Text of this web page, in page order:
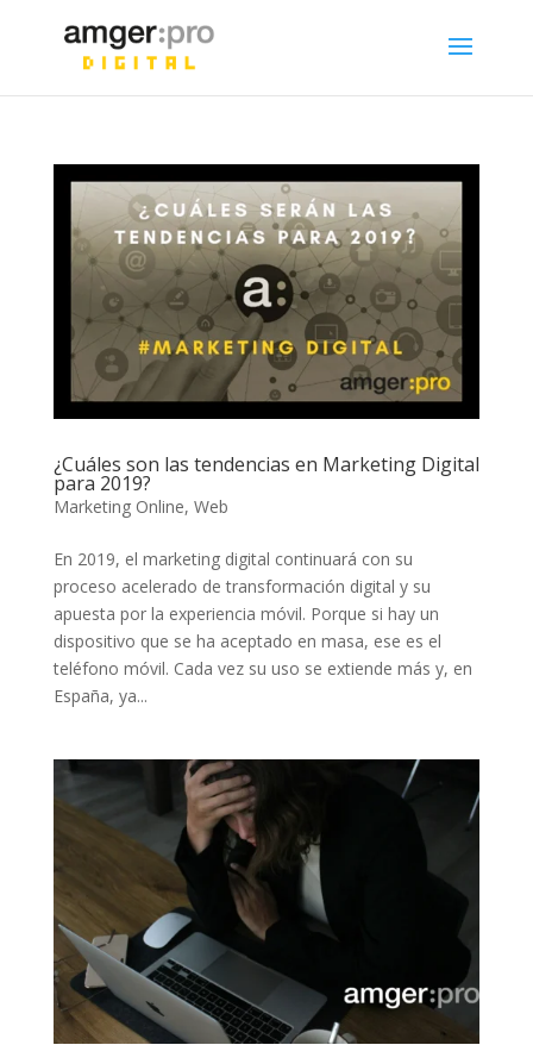
¿Cuáles son las tendencias en Marketing Digital
para 2019?
Marketing Online, Web
En 2019, el marketing digital continuará con su
proceso acelerado de transformación digital y su
apuesta por la experiencia móvil. Porque si hay un
dispositivo que se ha aceptado en masa, ese es el
teléfono móvil. Cada vez su uso se extiende más y, en
España, ya...